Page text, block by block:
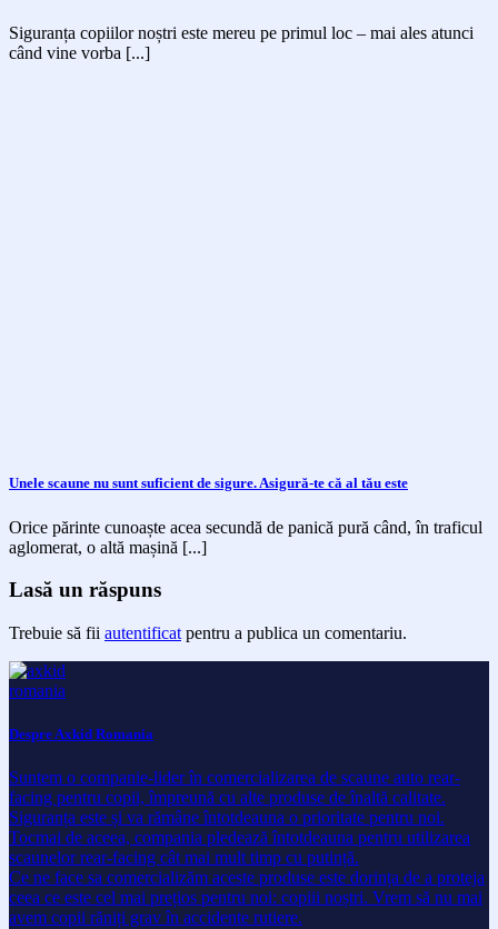
Siguranța copiilor noștri este mereu pe primul loc – mai ales atunci
când vine vorba [...]
Unele scaune nu sunt suficient de sigure. Asigură-te că al tău este
Orice părinte cunoaște acea secundă de panică pură când, în traficul
aglomerat, o altă mașină [...]
Lasă un răspuns
Trebuie să fii autentificat pentru a publica un comentariu.
Despre Axkid Romania
Suntem o companie-lider în comercializarea de scaune auto rear-
facing pentru copii, împreună cu alte produse de înaltă calitate.
Siguranța este și va rămâne întotdeauna o prioritate pentru noi.
Tocmai de aceea, compania pledează întotdeauna pentru utilizarea
scaunelor rear-facing cât mai mult timp cu putință.
Ce ne face sa comercializăm aceste produse este dorința de a proteja
ceea ce este cel mai prețios pentru noi: copiii noștri. Vrem să nu mai
avem copii răniți grav în accidente rutiere.